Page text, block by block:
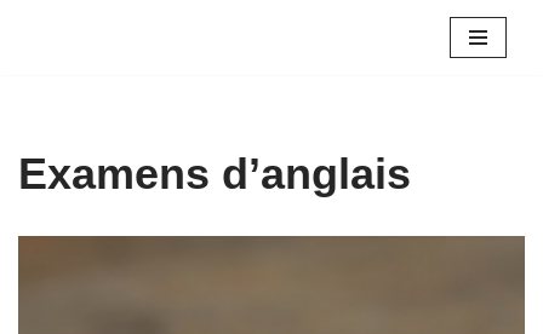
Examens d’anglais